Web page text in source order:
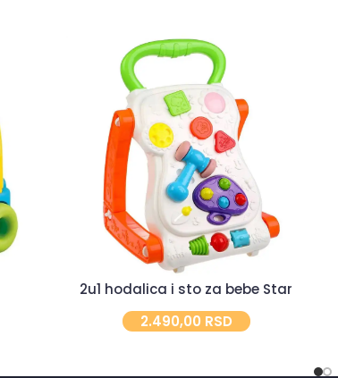
2u1 hodalica i sto za bebe Star
2.490,00 RSD